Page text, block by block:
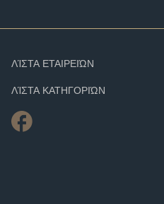
ΛΊΣΤΑ ΕΤΑΙΡΕΙΏΝ
ΛΊΣΤΑ ΚΑΤΗΓΟΡΙΏΝ